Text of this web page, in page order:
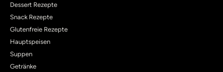
Dessert Rezepte
Snack Rezepte
Glutenfreie Rezepte
Hauptspeisen
Suppen
Getränke